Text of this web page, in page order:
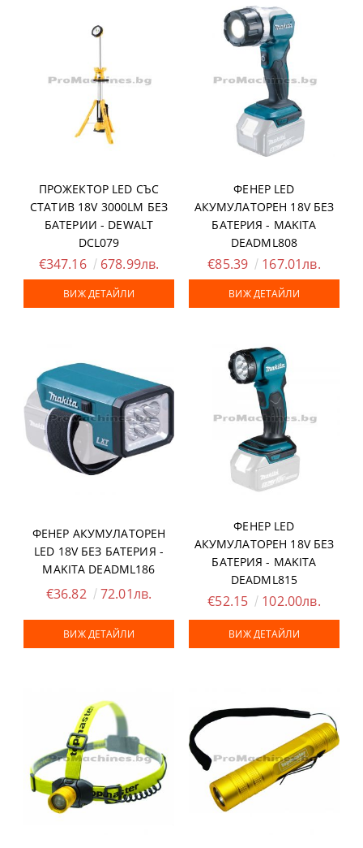
ПРОЖЕКТОР LED СЪС
СТАТИВ 18V 3000LM БЕЗ
БАТЕРИИ - DEWALT
DCL079
€347.16 678.99лв.
ВИЖ ДЕТАЙЛИ
ФЕНЕР LED
АКУМУЛАТОРЕН 18V БЕЗ
БАТЕРИЯ - MAKITA
DEADML808
€85.39 167.01лв.
ВИЖ ДЕТАЙЛИ
ФЕНЕР АКУМУЛАТОРЕН
LED 18V БЕЗ БАТЕРИЯ -
MAKITA DEADML186
€36.82 72.01лв.
ВИЖ ДЕТАЙЛИ
ФЕНЕР LED
АКУМУЛАТОРЕН 18V БЕЗ
БАТЕРИЯ - MAKITA
DEADML815
€52.15 102.00лв.
ВИЖ ДЕТАЙЛИ